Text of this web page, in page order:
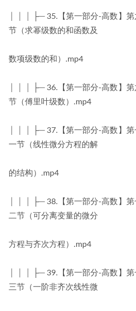
│ │ │ ├─ 35.【第一部分-高数】
节（求幂级数的和函数及
数项级数的和）.mp4
│ │ │ ├─ 36.【第一部分-高数】
节（傅里叶级数）.mp4
│ │ │ ├─ 37.【第一部分-高数】
一节（线性微分方程的解
的结构）.mp4
│ │ │ ├─ 38.【第一部分-高数】
二节（可分离变量的微分
方程与齐次方程）.mp4
│ │ │ ├─ 39.【第一部分-高数】
三节（一阶非齐次线性微